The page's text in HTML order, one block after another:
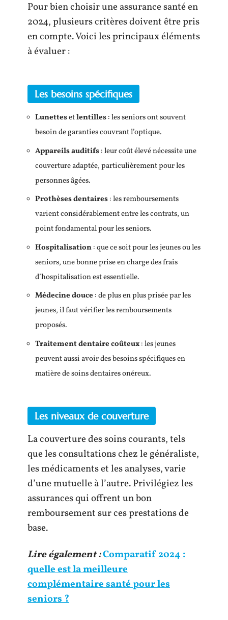
Pour bien choisir une assurance santé en
2024, plusieurs critères doivent être pris
en compte. Voici les principaux éléments
à évaluer :
Les besoins spécifiques
Lunettesetlentilles: les seniors ont souvent
besoin de garanties couvrant l’optique.
Appareils auditifs: leur coût élevé nécessite une
couverture adaptée, particulièrement pour les
personnes âgées.
Prothèses dentaires: les remboursements
varient considérablement entre les contrats, un
point fondamental pour les seniors.
Hospitalisation: que ce soit pour les jeunes ou les
seniors, une bonne prise en charge des frais
d’hospitalisation est essentielle.
Médecine douce : de plus en plus prisée par les
jeunes, il faut vérifier les remboursements
proposés.
Traitement dentaire coûteux: les jeunes
peuvent aussi avoir des besoins spécifiques en
matière de soins dentaires onéreux.
Les niveaux de couverture
La couverture des soins courants, tels
que les consultations chez le généraliste,
les médicaments et les analyses, varie
d’une mutuelle à l’autre. Privilégiez les
assurances qui offrent un bon
remboursement sur ces prestations de
base.
Lire également :Comparatif 2024 :
quelle est la meilleure
complémentaire santé pour les
seniors ?